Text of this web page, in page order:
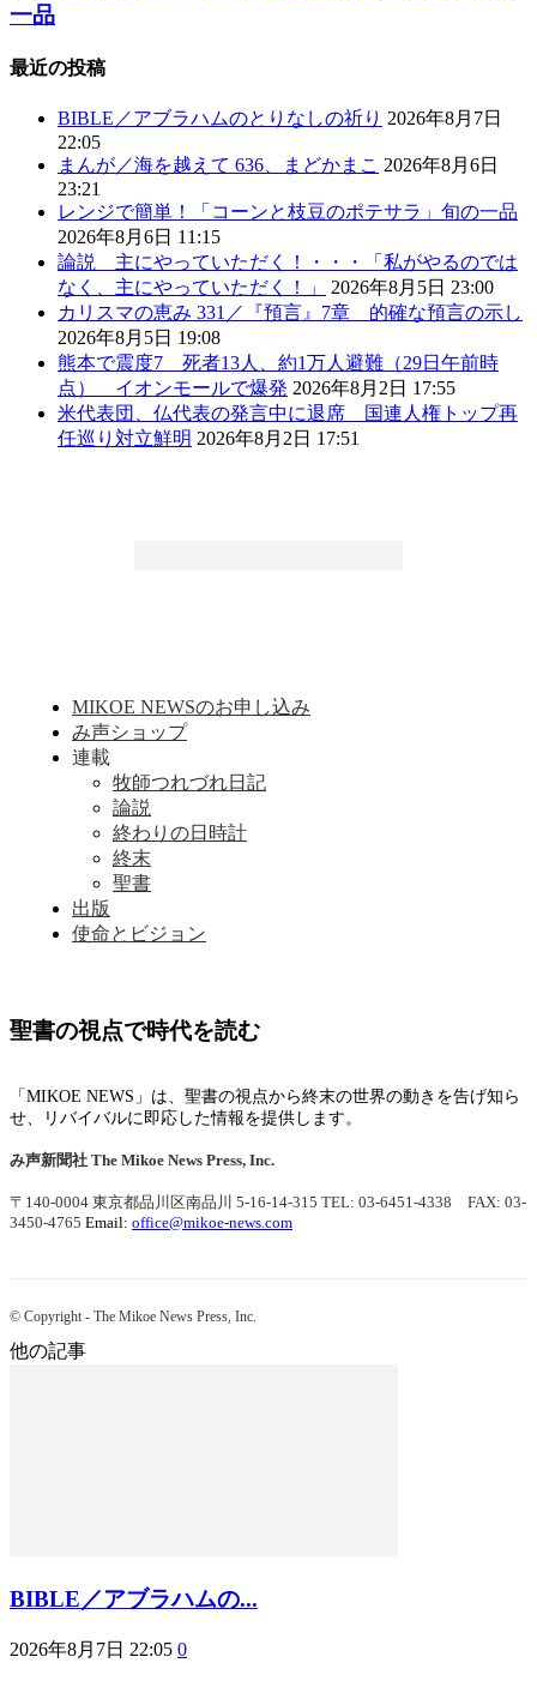
一品
最近の投稿
BIBLE／アブラハムのとりなしの祈り 2026年8月7日
22:05
まんが／海を越えて 636、まどかまこ 2026年8月6日
23:21
レンジで簡単！「コーンと枝豆のポテサラ」旬の一品
2026年8月6日 11:15
論説 主にやっていただく！・・・「私がやるのでは
なく、主にやっていただく！」
2026年8月5日 23:00
カリスマの恵み 331／『預言』7章 的確な預言の示し
2026年8月5日 19:08
熊本で震度7 死者13人、約1万人避難（29日午前時
点） イオンモールで爆発 2026年8月2日 17:55
米代表団、仏代表の発言中に退席 国連人権トップ再
任巡り対立鮮明 2026年8月2日 17:51
MIKOE NEWSのお申し込み
み声ショップ
連載
牧師つれづれ日記
論説
終わりの日時計
終末
聖書
出版
使命とビジョン
聖書の視点で時代を読む
「MIKOE NEWS」は、聖書の視点から終末の世界の動きを告げ知ら
せ、リバイバルに即応した情報を提供します。
み声新聞社 The Mikoe News Press, Inc.
〒140-0004 東京都品川区南品川 5-16-14-315 TEL: 03-6451-4338 FAX: 03-
3450-4765 Email: office@mikoe-news.com
© Copyright - The Mikoe News Press, Inc.
他の記事
BIBLE／アブラハムの...
2026年8月7日 22:05 0